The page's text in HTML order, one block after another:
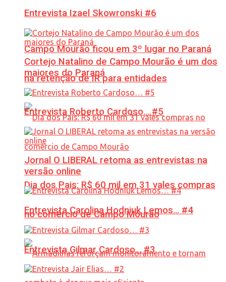
Campo Mourão ficou em 3º lugar no Paraná
na retenção de IR para entidades
Dia dos Pais: R$ 60 mil em 31 vales compras
no comércio de Campo Mourão
Entrevista Izael Skowronski #6
Cortejo Natalino de Campo Mourão é um dos
maiores do Paraná
Entrevista Roberto Cardoso… #5
Jornal O LIBERAL retoma as entrevistas na
versão online
Entrevista Carolina Hodniuk Lemos… #4
Entrevista Gilmar Cardoso… #3